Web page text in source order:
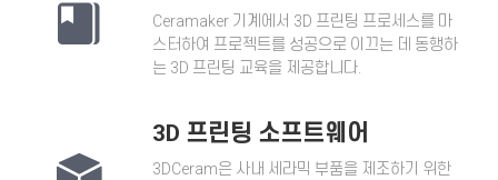
Ceramaker 기계에서 3D 프린팅 프로세스를 마
스터하여 프로젝트를 성공으로 이끄는 데 동행하
는 3D 프린팅 교육을 제공합니다.
3D 프린팅 소프트웨어
3DCeram은 사내 세라믹 부품을 제조하기 위한